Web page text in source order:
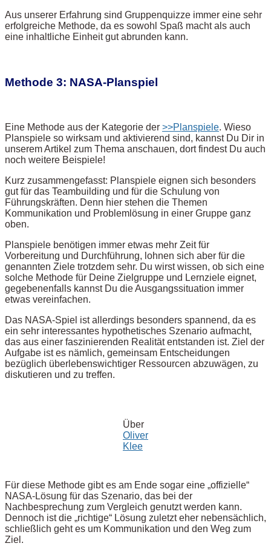
Aus unserer Erfahrung sind Gruppenquizze immer eine sehr
erfolgreiche Methode, da es sowohl Spaß macht als auch
eine inhaltliche Einheit gut abrunden kann.
Methode 3: NASA-Planspiel
Eine Methode aus der Kategorie der >>Planspiele. Wieso
Planspiele so wirksam und aktivierend sind, kannst Du Dir in
unserem Artikel zum Thema anschauen, dort findest Du auch
noch weitere Beispiele!
Kurz zusammengefasst: Planspiele eignen sich besonders
gut für das Teambuilding und für die Schulung von
Führungskräften. Denn hier stehen die Themen
Kommunikation und Problemlösung in einer Gruppe ganz
oben.
Planspiele benötigen immer etwas mehr Zeit für
Vorbereitung und Durchführung, lohnen sich aber für die
genannten Ziele trotzdem sehr. Du wirst wissen, ob sich eine
solche Methode für Deine Zielgruppe und Lernziele eignet,
gegebenenfalls kannst Du die Ausgangssituation immer
etwas vereinfachen.
Das NASA-Spiel ist allerdings besonders spannend, da es
ein sehr interessantes hypothetisches Szenario aufmacht,
das aus einer faszinierenden Realität entstanden ist. Ziel der
Aufgabe ist es nämlich, gemeinsam Entscheidungen
bezüglich überlebenswichtiger Ressourcen abzuwägen, zu
diskutieren und zu treffen.
Über
Oliver
Klee
Für diese Methode gibt es am Ende sogar eine „offizielle“
NASA-Lösung für das Szenario, das bei der
Nachbesprechung zum Vergleich genutzt werden kann.
Dennoch ist die „richtige“ Lösung zuletzt eher nebensächlich,
schließlich geht es um Kommunikation und den Weg zum
Ziel.